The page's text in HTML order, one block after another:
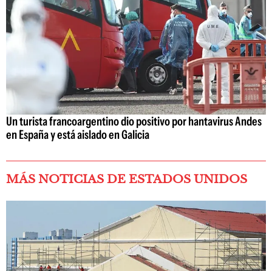
Un turista francoargentino dio positivo por hantavirus Andes
en España y está aislado en Galicia
MÁS NOTICIAS DE ESTADOS UNIDOS